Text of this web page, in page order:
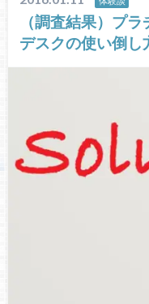
（調査結果）プ
デスクの使い倒し